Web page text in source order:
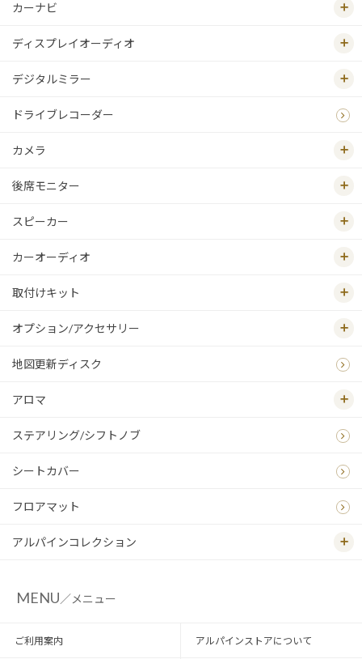
カーナビ
ディスプレイオーディオ
デジタルミラー
ドライブレコーダー
カメラ
後席モニター
スピーカー
カーオーディオ
取付けキット
オプション/アクセサリー
地図更新ディスク
アロマ
ステアリング/シフトノブ
シートカバー
フロアマット
アルパインコレクション
MENU／メニュー
ご利用案内 アルパインストアについて